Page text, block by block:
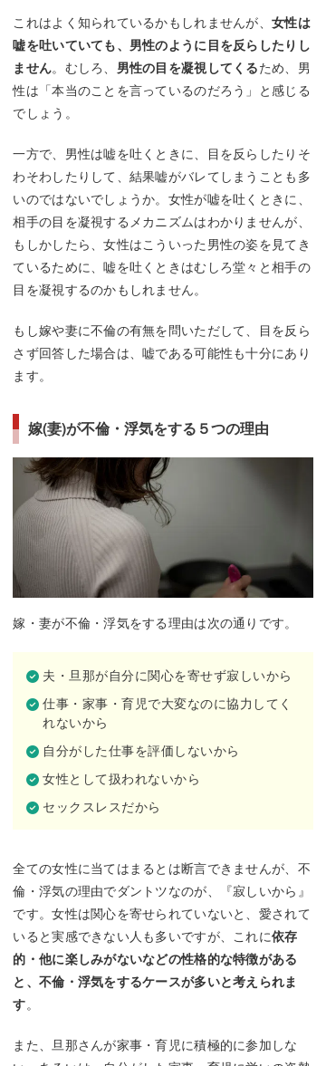
これはよく知られているかもしれませんが、 女性は
嘘を吐いていても、男性のように目を反らしたりし
ません。むしろ、 男性の目を凝視してくるため、男
性は「本当のことを言っているのだろう」と感じる
でしょう。
一方で、男性は嘘を吐くときに、目を反らしたりそ
わそわしたりして、結果嘘がバレてしまうことも多
いのではないでしょうか。女性が嘘を吐くときに、
相手の目を凝視するメカニズムはわかりませんが、
もしかしたら、女性はこういった男性の姿を見てき
ているために、嘘を吐くときはむしろ堂々と相手の
目を凝視するのかもしれません。
もし嫁や妻に不倫の有無を問いただして、目を反ら
さず回答した場合は、嘘である可能性も十分にあり
ます。
嫁(妻)が不倫・浮気をする５つの理由
嫁・妻が不倫・浮気をする理由は次の通りです。
夫・旦那が自分に関心を寄せず寂しいから
仕事・家事・育児で大変なのに協力してく
れないから
自分がした仕事を評価しないから
女性として扱われないから
セックスレスだから
全ての女性に当てはまるとは断言できませんが、不
倫・浮気の理由でダントツなのが、『寂しいから』
です。女性は関心を寄せられていないと、愛されて
いると実感できない人も多いですが、これに依存
的・他に楽しみがないなどの性格的な特徴がある
と、不倫・浮気をするケースが多いと考えられま
す。
また、旦那さんが家事・育児に積極的に参加しな